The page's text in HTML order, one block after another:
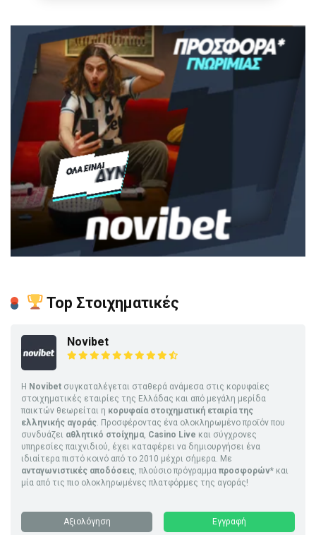
Top Στοιχηματικές
Novibet
Η Novibet συγκαταλέγεται σταθερά ανάμεσα στις κορυφαίες
στοιχηματικές εταιρίες της Ελλάδας και από μεγάλη μερίδα
παικτών θεωρείται η κορυφαία στοιχηματική εταιρία της
ελληνικής αγοράς . Προσφέροντας ένα ολοκληρωμένο προϊόν που
συνδυάζει αθλητικό στοίχημα Casino Live και σύγχρονες
υπηρεσίες παιχνιδιού, έχει καταφέρει να δημιουργήσει ένα
ιδιαίτερα πιστό κοινό από το 2010 μέχρι σήμερα. Με
ανταγωνιστικές αποδόσεις , πλούσιο πρόγραμμα προσφορών* και
μία από τις πιο ολοκληρωμένες πλατφόρμες της αγοράς!
Αξιολόγηση
Εγγραφή